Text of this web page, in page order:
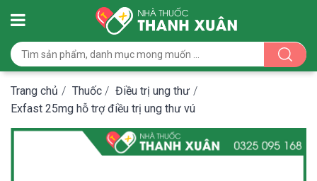
Trang chủ / Thuốc / Điều trị ung thư /
Exfast 25mg hỗ trợ điều trị ung thư vú